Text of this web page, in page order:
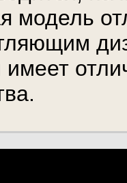
модель
имеет